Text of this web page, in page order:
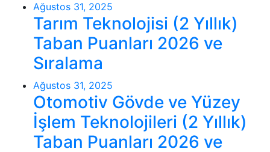
Ağustos 31, 2025
Tarım Teknolojisi (2 Yıllık)
Taban Puanları 2026 ve
Sıralama
Ağustos 31, 2025
Otomotiv Gövde ve Yüzey
İşlem Teknolojileri (2 Yıllık)
Taban Puanları 2026 ve